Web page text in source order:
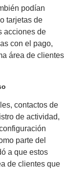
podían
tarjetas de
acciones de
con el pago,
área de clientes
contactos de
de actividad,
parte del
a que estos
de clientes que